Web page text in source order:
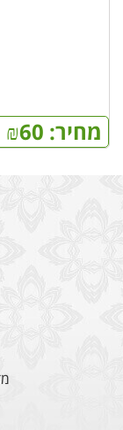
מחיר: ₪60